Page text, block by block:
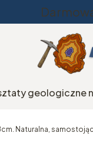
geologiczne
Naturalna,